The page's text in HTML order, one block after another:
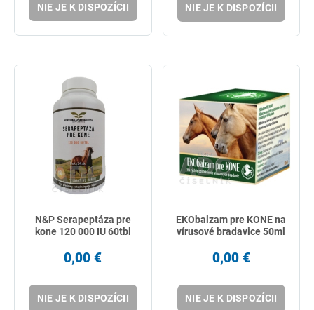
NIE JE K DISPOZÍCII NIE JE K DISPOZÍCII
N&P Serapeptáza pre
kone 120 000 IU 60tbl
0,00 €
NIE JE K DISPOZÍCII
EKObalzam pre KONE na
vírusové bradavice 50ml
0,00 €
NIE JE K DISPOZÍCII